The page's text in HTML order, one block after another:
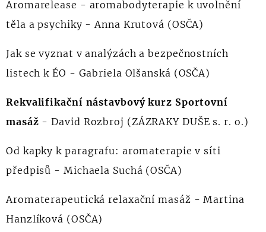
Aromarelease - aromabodyterapie k uvolnění
těla a psychiky - Anna Krutová (OSČA)
Jak se vyznat v analýzách a bezpečnostních
listech k ÉO - Gabriela Olšanská (OSČA)
Rekvalifikační nástavbový kurz Sportovní
masáž - David Rozbroj (ZÁZRAKY DUŠE s. r. o.)
Od kapky k paragrafu: aromaterapie v síti
předpisů - Michaela Suchá (OSČA)
Aromaterapeutická relaxační masáž - Martina
Hanzlíková (OSČA)